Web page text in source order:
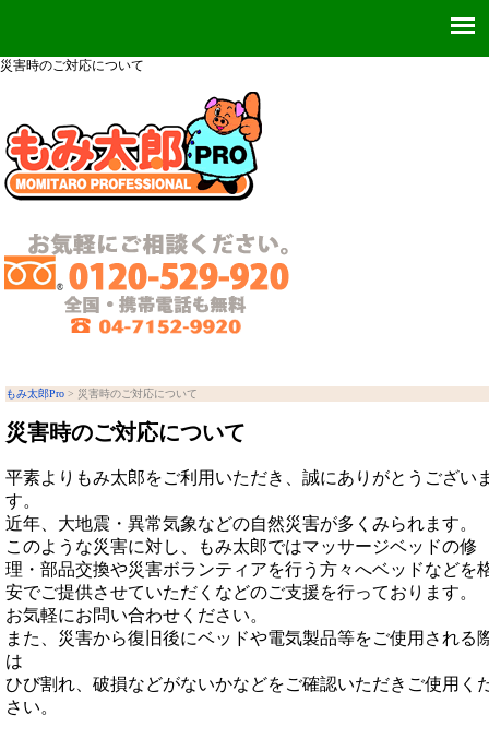
災害時のご対応について
もみ太郎Pro > 災害時のご対応について
災害時のご対応について
平素よりもみ太郎をご利用いただき、誠にありがとうござい
す。
近年、大地震・異常気象などの自然災害が多くみられます。
このような災害に対し、もみ太郎ではマッサージベッドの修
理・部品交換や災害ボランティアを行う方々へベッドなどを
安でご提供させていただくなどのご支援を行っております。
お気軽にお問い合わせください。
また、災害から復旧後にベッドや電気製品等をご使用される
は
ひび割れ、破損などがないかなどをご確認いただきご使用く
さい。